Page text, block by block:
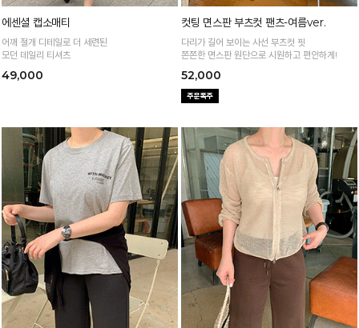
에센셜 캡소매티
어깨 절개 디테일로 더 세련된
모던 데일리 티셔츠
49,000
컷팅 면스판 부츠컷 팬츠-여름ver.
다리가 길어 보이는 사선 부츠컷 핏
쫀쫀한 면스판 원단으로 시원하고 편안하게!
52,000